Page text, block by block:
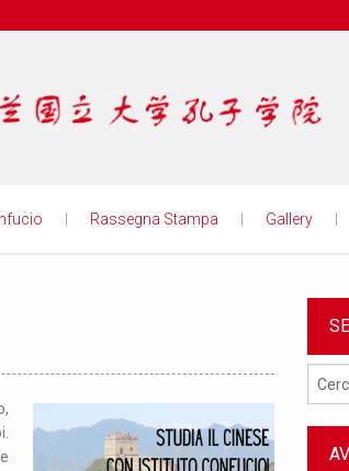
Rassegna Stampa Gallery